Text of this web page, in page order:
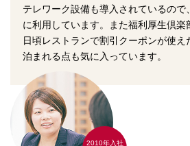
テレワーク設備も導入されているので
に利用しています。また福利厚生倶楽
日頃レストランで割引クーポンが使
泊まれる点も気に入っています。
2010年入社